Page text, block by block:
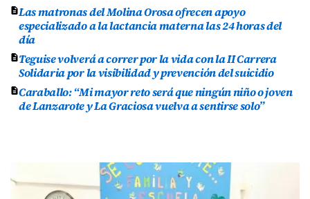
Las matronas del Molina Orosa ofrecen apoyo
especializado a la lactancia materna las 24 horas del
día
Teguise volverá a correr por la vida con la II Carrera
Solidaria por la visibilidad y prevención del suicidio
Caraballo: “Mi mayor reto será que ningún niño o joven
de Lanzarote y La Graciosa vuelva a sentirse solo”